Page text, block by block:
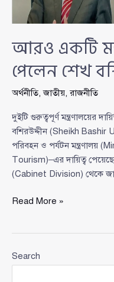
আরও একটি
পেলেন শেখ
অর্থনীতি,জাতীয়,রাজনীতি
দুইটি গুরুত্বপূর্ণ মন্ত্রণালয়ের
বশিরউদ্দীন (Sheikh Bashir
পরিবহন ও পর্যটন মন্ত্রণালয়
Tourism)–এর দায়িত্ব
(Cabinet Division) থেকে
আরও
পেলেন
Read More »
Search